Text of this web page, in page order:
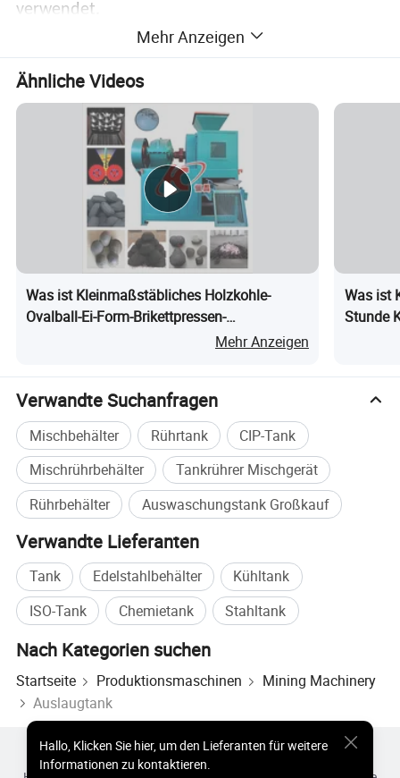
verwendet.
Mehr Anzeigen
Ähnliche Videos
Was ist Kleinmaßstäbliches Holzkohle-
Ovalball-Ei-Form-Brikettpressen-
Mehr Anzeigen
Was ist
Stunde
Verwandte Suchanfragen
Mischbehälter Rührtank
CIP-Tank
Mischrührbehälter
Tankrührer Mischgerät
Rührbehälter
Auswaschungstank Großkauf
Verwandte Lieferanten
Tank Edelstahlbehälter
Kühltank
ISO-Tank
Chemietank Stahltank
Nach Kategorien suchen
Startseite Produktionsmaschinen
Mining Machinery
Auslaugtank
Hallo, Klicken Sie hier, um den Lieferanten für weitere
Informationen zu kontaktieren.
Heiße Produkte
Heiße Produkte Preis